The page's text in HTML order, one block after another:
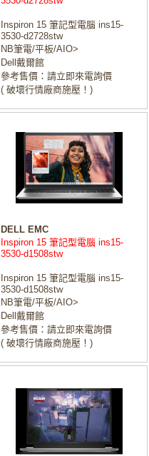
Inspiron 15 筆記型電腦 ins15-
3530-d2728stw
NB筆電/平板/AIO>
Dell戴爾館
參考售價：請立即來電詢價
( 破壞行情廠商施壓！)
DELL EMC
Inspiron 15 筆記型電腦 ins15-
3530-d1508stw
Inspiron 15 筆記型電腦 ins15-
3530-d1508stw
NB筆電/平板/AIO>
Dell戴爾館
參考售價：請立即來電詢價
( 破壞行情廠商施壓！)